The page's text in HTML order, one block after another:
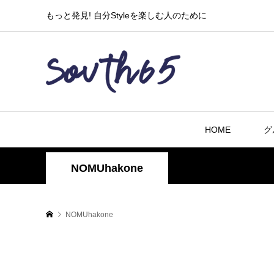
もっと発見! 自分Styleを楽しむ人のために
HOME
NOMUhakone
NOMUhakone